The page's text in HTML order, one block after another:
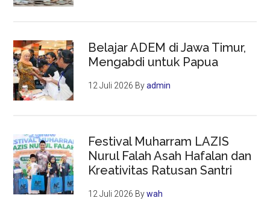
Belajar ADEM di Jawa Timur,
Mengabdi untuk Papua
12 Juli 2026 Byadmin
Festival Muharram LAZIS
Nurul Falah Asah Hafalan dan
Kreativitas Ratusan Santri
12 Juli 2026 Bywah